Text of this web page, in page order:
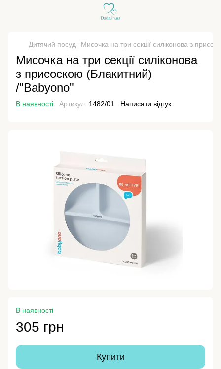
Дитячий посуд Мисочка на три секції силіконова з
Мисочка на три секції силіконова
з присоскою (Блакитний)
/"Babyono"
В наявності Артикул: 1482/01 Написати відгук
В наявності
305 грн
Купити